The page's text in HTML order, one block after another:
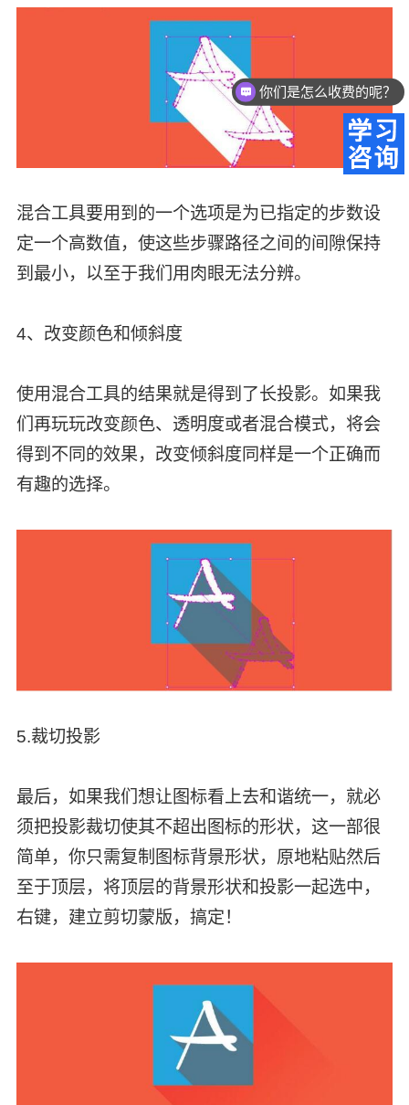
混合工具要用到的一个选项是为已指定的步数设
定一个高数值，使这些步骤路径之间的间隙保持
到最小，以至于我们用肉眼无法分辨。
4、改变颜色和倾斜度
使用混合工具的结果就是得到了长投影。如果我
们再玩玩改变颜色、透明度或者混合模式，将会
得到不同的效果，改变倾斜度同样是一个正确而
有趣的选择。
5.裁切投影
最后，如果我们想让图标看上去和谐统一，就必
须把投影裁切使其不超出图标的形状，这一部很
简单，你只需复制图标背景形状，原地粘贴然后
至于顶层，将顶层的背景形状和投影一起选中，
右键，建立剪切蒙版，搞定！
你们是怎么收费的呢？